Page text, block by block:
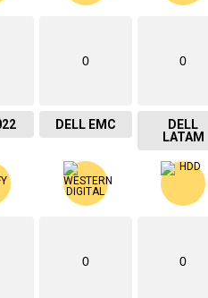
0
DELL EMC
0
DELL
LATAM
0 0